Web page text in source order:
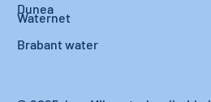
Dunea
Waternet
Brabant water